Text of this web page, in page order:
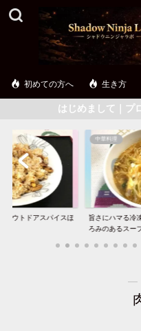
初めての方へ 生き方
はじめまして｜プ
アウトドアスパイスほ
中華料理
旨さにハマる冷
ろみのあるスー
―